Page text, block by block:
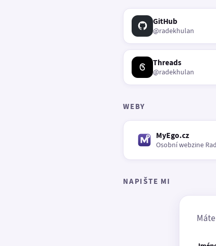
GitHub
@radekhulan
Threads
@radekhulan
WEBY
MyEgo.cz
Osobní webzine
NAPIŠTE MI